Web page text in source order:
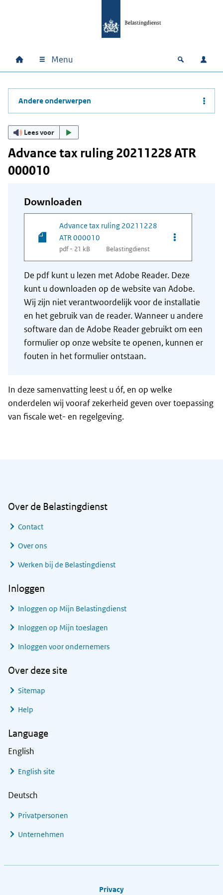
Hoofdnavigatie
Home Menu Open
Andere onderwerpen
Lees voor
Advance tax ruling 20211228 ATR
000010
Downloaden
Advance tax ruling 20211228
ATR 000010
pdf - 21 kB Belastingdienst
Opties van
De pdf kunt u lezen met Adobe Reader. Deze
kunt u downloaden op de website van Adobe.
Wij zijn niet verantwoordelijk voor de installatie
en het gebruik van de reader. Wanneer u andere
software dan de Adobe Reader gebruikt om een
formulier op onze website te openen, kunnen er
fouten in het formulier ontstaan.
In deze samenvatting leest u óf, en op welke
onderdelen wij vooraf zekerheid geven over toepassing
van fiscale wet- en regelgeving.
Over de Belastingdienst
Contact
Over ons
Werken bij de Belastingdienst
Inloggen
Inloggen op Mijn Belastingdienst
Inloggen op Mijn toeslagen
Inloggen voor ondernemers
Over deze site
Sitemap
Help
Language
English
English site
Deutsch
Privatpersonen
Unternehmen
Privacy